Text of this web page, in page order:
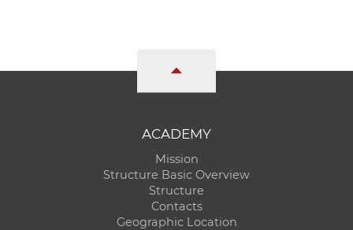
ACADEMY
Mission
Structure Basic Overview
Structure
Contacts
Geographic Location